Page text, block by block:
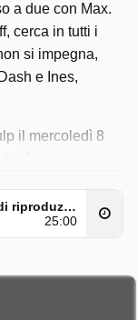
a due con Max.
cerca in tutti i
si impegna,
e Ines,
il mercoledì 8
Tempo di riproduzione
25:00